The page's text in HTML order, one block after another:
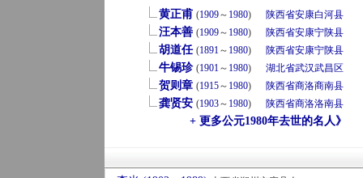
黄正甫 (1909～ 1980) 陕西省安康白河县
汪本善 (1909～ 1980) 陕西省安康宁陕县
胡道任 (1891～ 1980) 陕西省安康宁陕县
牛锡珍 (1901～ 1980) 湖北省武汉武昌区
贺则章 (1915～ 1980) 陕西省商洛商南县
龚贤安 (1903～ 1980) 陕西省商洛洛南县
+ 更多公元1980年去世的名人》